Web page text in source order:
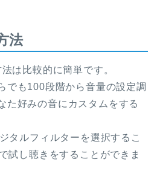
法
は比較的に簡単です。
でも100段階から音量の設定調
た好みの音にカスタムをする
タルフィルターを選択するこ
試し聴きをすることができま